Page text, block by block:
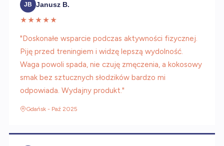
JB
Janusz B.
★★★★★
"Doskonałe wsparcie podczas aktywności fizycznej.
Piję przed treningiem i widzę lepszą wydolność.
Waga powoli spada, nie czuję zmęczenia, a kokosowy
smak bez sztucznych słodzików bardzo mi
odpowiada. Wydajny produkt."
Gdańsk - Paź 2025